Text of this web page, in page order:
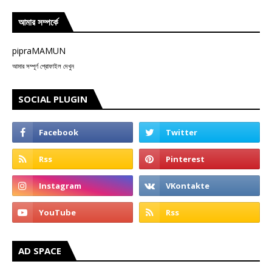
আমার সম্পর্কে
pipraMAMUN
আমার সম্পূর্ণ প্রোফাইল দেখুন
SOCIAL PLUGIN
AD SPACE